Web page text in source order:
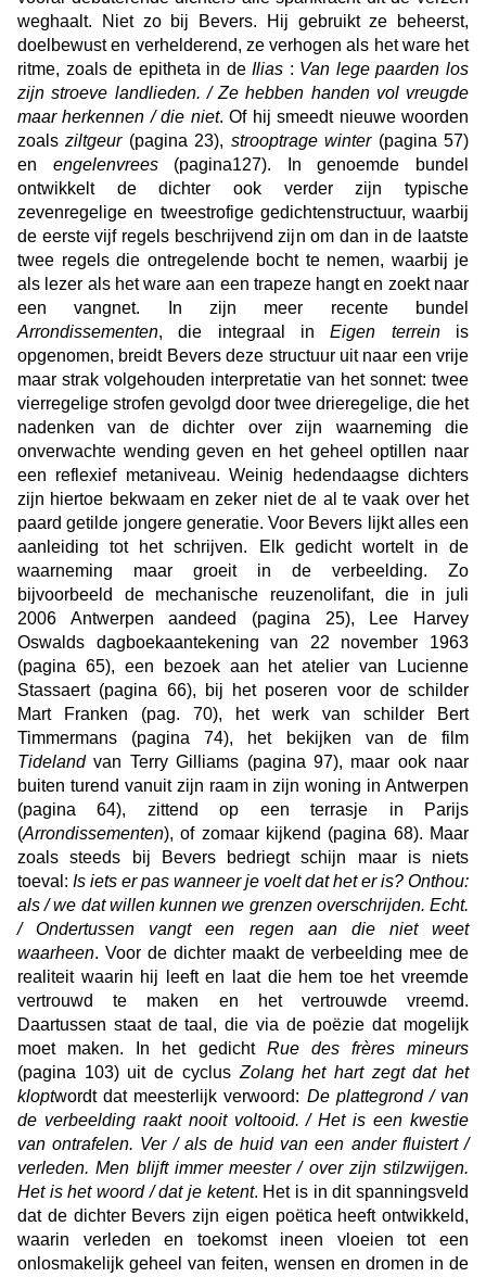
weghaalt. Niet zo bij Bevers. Hij gebruikt ze beheerst,
doelbewust en verhelderend, ze verhogen als het ware het
ritme, zoals de epitheta in de Ilias : Van lege paarden los
zijn stroeve landlieden. / Ze hebben handen vol vreugde
maar herkennen / die niet. Of hij smeedt nieuwe woorden
zoals ziltgeur (pagina 23), strooptrage winter (pagina 57)
en
engelenvrees
(pagina127). In genoemde bundel
ontwikkelt de dichter ook verder zijn typische
zevenregelige en tweestrofige gedichtenstructuur, waarbij
de eerste vijf regels beschrijvend zijn om dan in de laatste
twee regels die ontregelende bocht te nemen, waarbij je
als lezer als het ware aan een trapeze hangt en zoekt naar
een vangnet. In zijn meer recente bundel
Arrondissementen, die integraal in Eigen terrein
is
opgenomen, breidt Bevers deze structuur uit naar een vrije
maar strak volgehouden interpretatie van het sonnet: twee
vierregelige strofen gevolgd door twee drieregelige, die het
nadenken van de dichter over zijn waarneming die
onverwachte wending geven en het geheel optillen naar
een reflexief metaniveau. Weinig hedendaagse dichters
zijn hiertoe bekwaam en zeker niet de al te vaak over het
paard getilde jongere generatie. Voor Bevers lijkt alles een
aanleiding tot het schrijven. Elk gedicht wortelt in de
waarneming maar groeit in de verbeelding. Zo
bijvoorbeeld de mechanische reuzenolifant, die in juli
2006 Antwerpen aandeed (pagina 25), Lee Harvey
Oswalds dagboekaantekening van 22 november 1963
(pagina 65), een bezoek aan het atelier van Lucienne
Stassaert (pagina 66), bij het poseren voor de schilder
Mart Franken (pag. 70), het werk van schilder Bert
Timmermans (pagina 74), het bekijken van de film
Tideland van Terry Gilliams (pagina 97), maar ook naar
buiten turend vanuit zijn raam in zijn woning in Antwerpen
(pagina 64), zittend op een terrasje in Parijs
(Arrondissementen), of zomaar kijkend (pagina 68). Maar
zoals steeds bij Bevers bedriegt schijn maar is niets
toeval: Is iets er pas wanneer je voelt dat het er is? Onthou:
als / we dat willen kunnen we grenzen overschrijden. Echt.
/ Ondertussen vangt een regen aan die niet weet
waarheen. Voor de dichter maakt de verbeelding mee de
realiteit waarin hij leeft en laat die hem toe het vreemde
vertrouwd te maken en het vertrouwde vreemd.
Daartussen staat de taal, die via de poëzie dat mogelijk
moet maken. In het gedicht
Rue des frères mineurs
(pagina 103) uit de cyclus Zolang het hart zegt dat het
kloptwordt dat meesterlijk verwoord: De plattegrond / van
de verbeelding raakt nooit voltooid. / Het is een kwestie
van ontrafelen. Ver / als de huid van een ander fluistert /
verleden. Men blijft immer meester / over zijn stilzwijgen.
Het is het woord / dat je ketent. Het is in dit spanningsveld
dat de dichter Bevers zijn eigen poëtica heeft ontwikkeld,
waarin verleden en toekomst ineen vloeien tot een
onlosmakelijk geheel van feiten, wensen en dromen in de